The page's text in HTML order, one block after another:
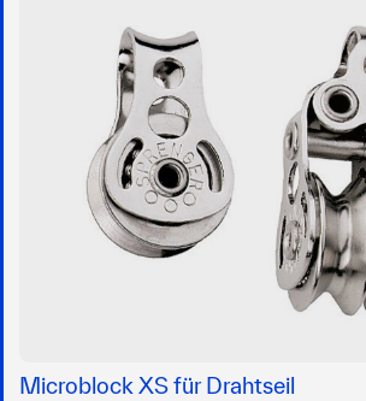
Microblock XS für Drahtseil